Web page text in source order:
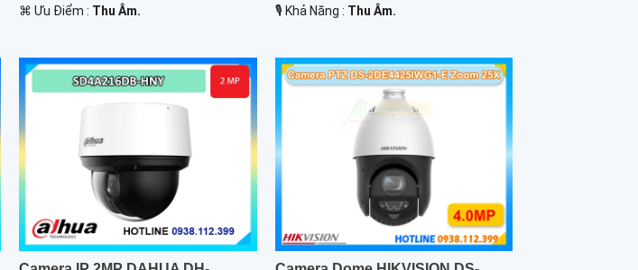
️⌘ Ưu Điểm : Thu Âm.
️🎙 Khả Năng : Thu Âm.